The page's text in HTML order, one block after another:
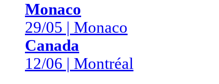
Monaco
29/05 | Monaco
Canada
12/06 | Montréal